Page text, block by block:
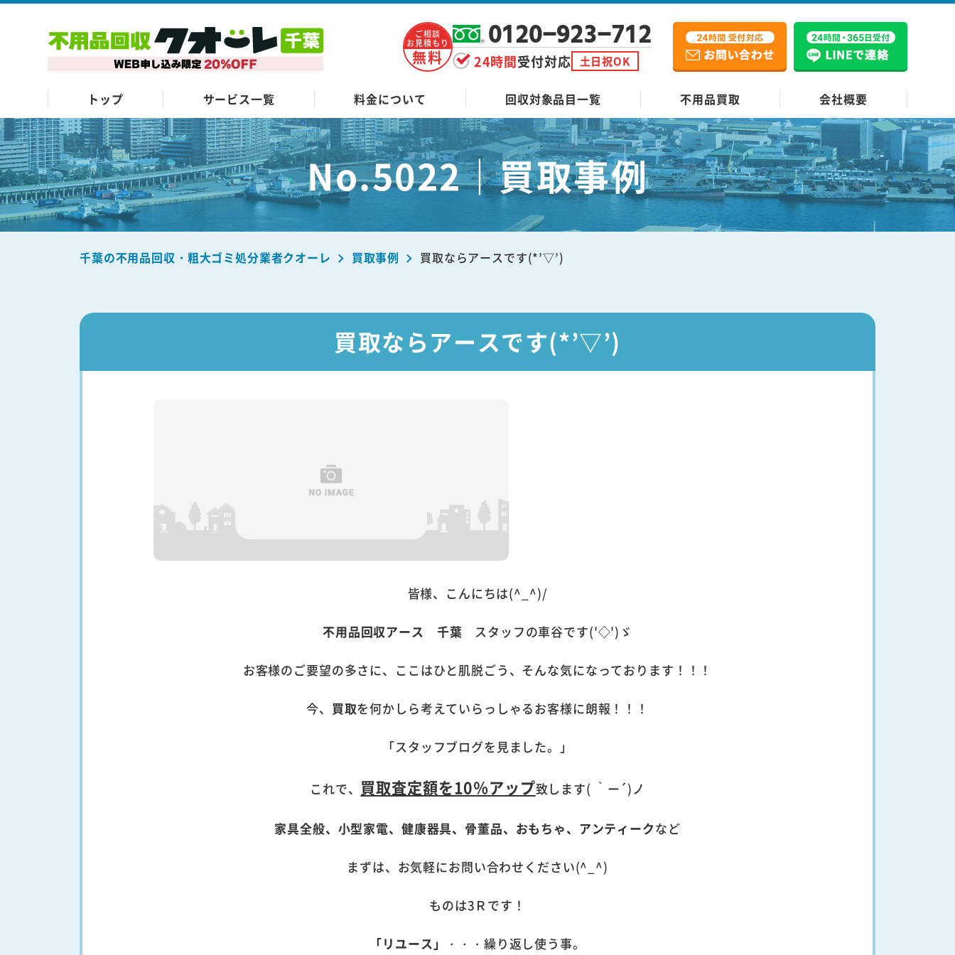
ご相談
お見積もり
無料
0120-923-712
24時間受付対応 土日祝OK
トップ サービス一覧 料金について 回収対象品目一覧 不用品買取 会社概要
No.5022｜買取事例
千葉の不用品回収・粗大ゴミ処分業者クオーレ 買取事例 買取ならアースです(*’▽’)
買取ならアースです(*’▽’)
皆様、こんにちは(^_^)/
不用品回収アース 千葉 スタッフの車谷です('◇')ゞ
お客様のご要望の多さに、ここはひと肌脱ごう、そんな気になっております！！！
今、 買取を何かしら考えていらっしゃるお客様に朗報！！！
「スタッフブログを見ました。」
これで、 買取査定額を10％アップ致します( ｀ー´)ノ
家具全般、小型家電、健康器具、骨董品、おもちゃ、アンティークなど
まずは、お気軽にお問い合わせください(^_^)
ものは3Ｒです！
「リユース」 ・・・繰り返し使う事。